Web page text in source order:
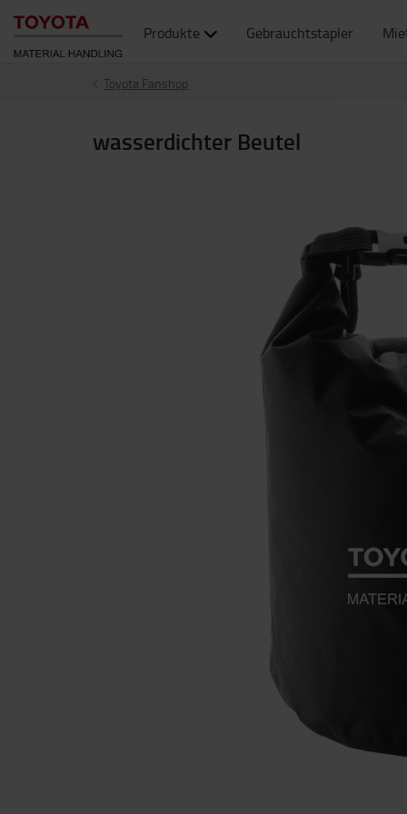
Produkte Gebrauchtstapler
Toyota Fanshop
wasserdichter Beutel